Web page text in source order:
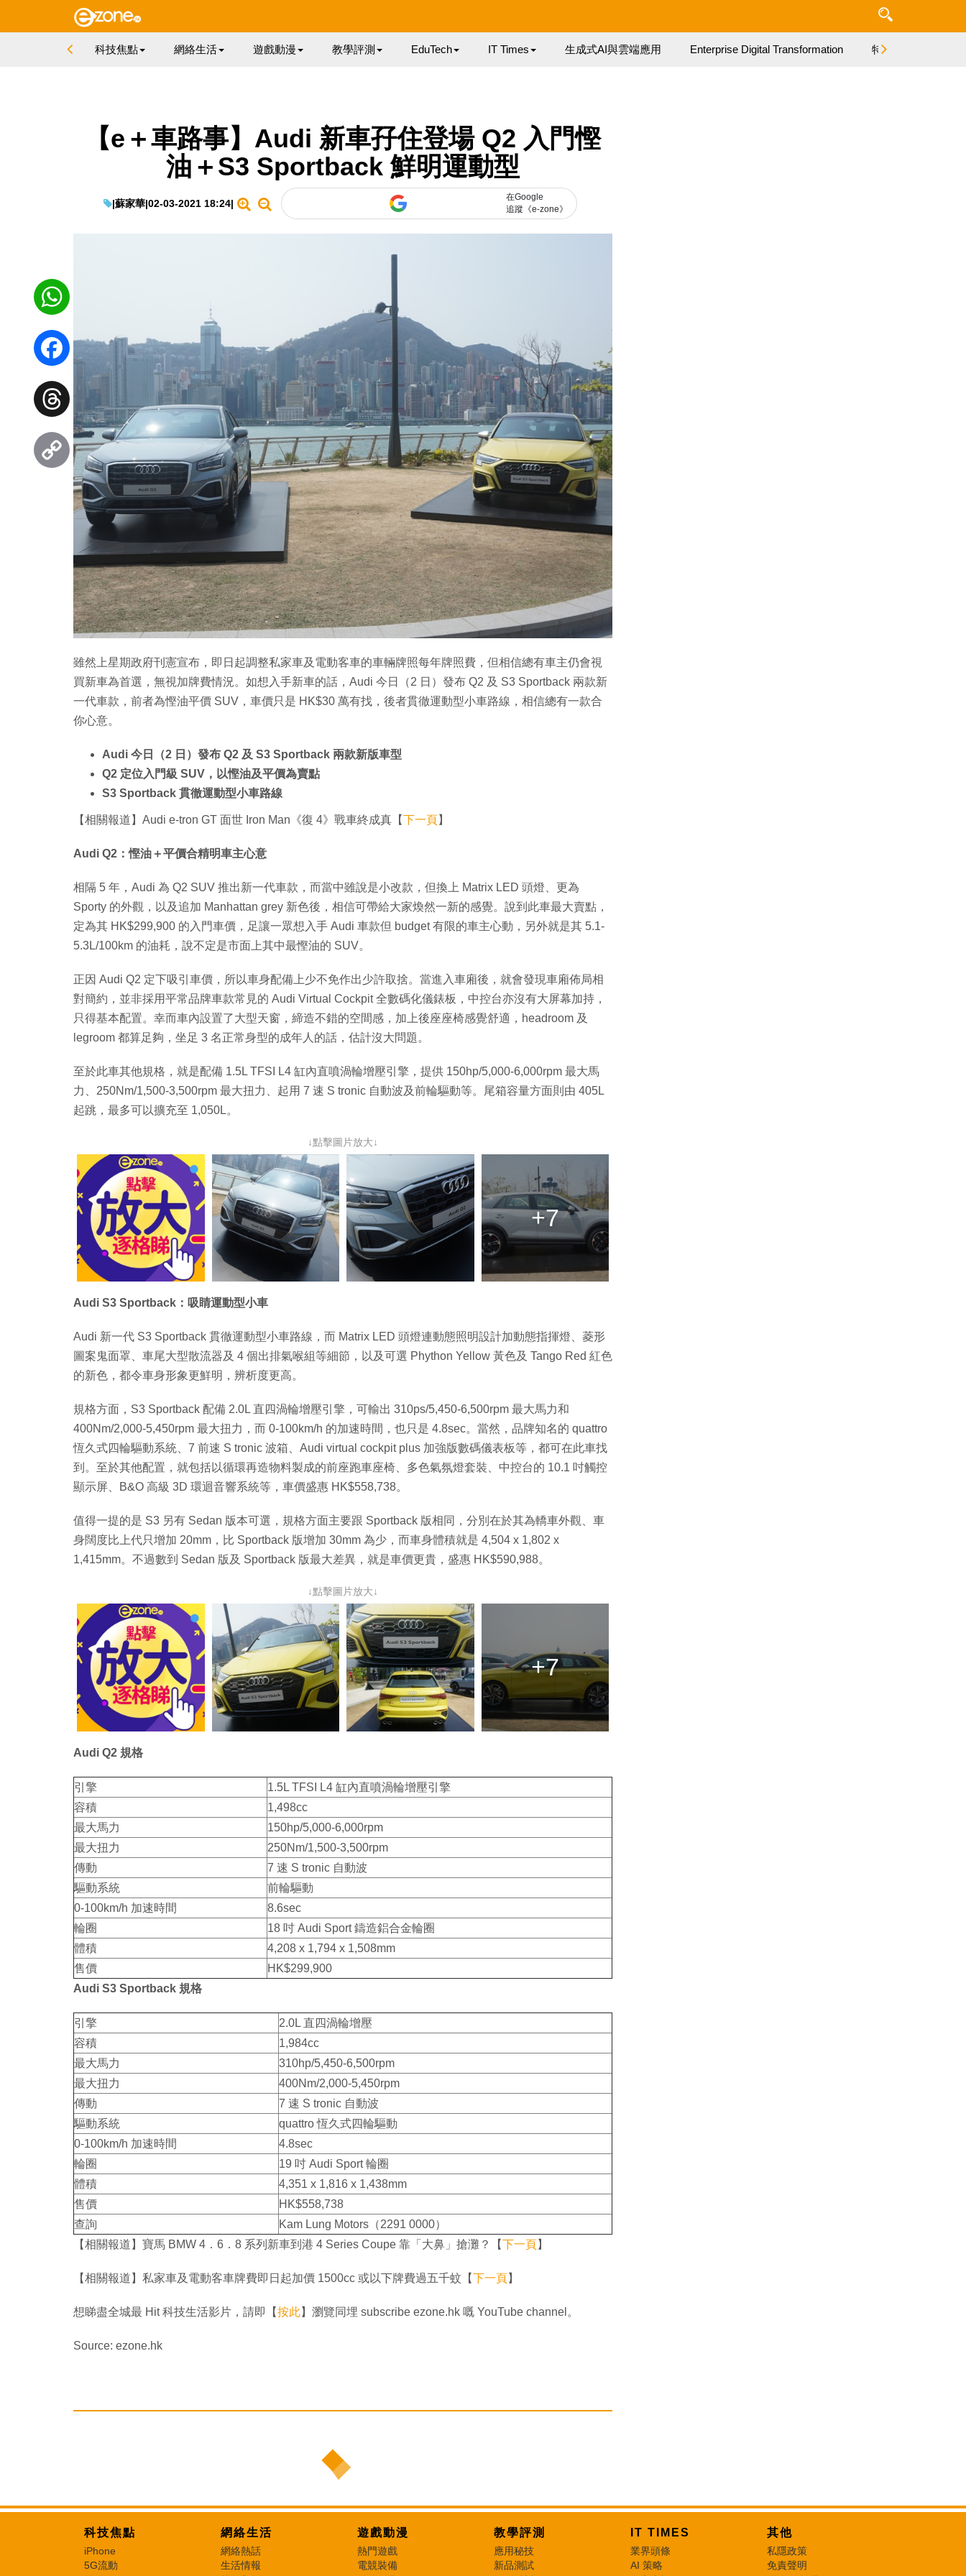
科技焦點 網絡生活 遊戲動漫 教學評測 EduTech IT Times 生成式AI與雲端應用 Enterprise Digital Transformation 特集
【e＋車路事】Audi 新車孖住登場 Q2 入門慳
油＋S3 Sportback 鮮明運動型
|蘇家華|02-03-2021 18:24|
在Google
追蹤《e-zone》
雖然上星期政府刊憲宣布，即日起調整私家車及電動客車的車輛牌照每年牌照費，但相信總有車主仍會視
買新車為首選，無視加牌費情況。如想入手新車的話，Audi 今日（2 日）發布 Q2 及 S3 Sportback 兩款新
一代車款，前者為慳油平價 SUV，車價只是 HK$30 萬有找，後者貫徹運動型小車路線，相信總有一款合
你心意。
Audi 今日（2 日）發布 Q2 及 S3 Sportback 兩款新版車型
Q2 定位入門級 SUV，以慳油及平價為賣點
S3 Sportback 貫徹運動型小車路線
【相關報道】Audi e-tron GT 面世 Iron Man《復 4》戰車終成真【下一頁】
Audi Q2：慳油＋平價合精明車主心意
相隔 5 年，Audi 為 Q2 SUV 推出新一代車款，而當中雖說是小改款，但換上 Matrix LED 頭燈、更為
Sporty 的外觀，以及追加 Manhattan grey 新色後，相信可帶給大家煥然一新的感覺。說到此車最大賣點，
定為其 HK$299,900 的入門車價，足讓一眾想入手 Audi 車款但 budget 有限的車主心動，另外就是其 5.1-
5.3L/100km 的油耗，說不定是市面上其中最慳油的 SUV。
正因 Audi Q2 定下吸引車價，所以車身配備上少不免作出少許取捨。當進入車廂後，就會發現車廂佈局相
對簡約，並非採用平常品牌車款常見的 Audi Virtual Cockpit 全數碼化儀錶板，中控台亦沒有大屏幕加持，
只得基本配置。幸而車內設置了大型天窗，締造不錯的空間感，加上後座座椅感覺舒適，headroom 及
legroom 都算足夠，坐足 3 名正常身型的成年人的話，估計沒大問題。
至於此車其他規格，就是配備 1.5L TFSI L4 缸內直噴渦輪增壓引擎，提供 150hp/5,000-6,000rpm 最大馬
力、250Nm/1,500-3,500rpm 最大扭力、起用 7 速 S tronic 自動波及前輪驅動等。尾箱容量方面則由 405L
起跳，最多可以擴充至 1,050L。
↓點擊圖片放大↓
+7
Audi S3 Sportback：吸睛運動型小車
Audi 新一代 S3 Sportback 貫徹運動型小車路線，而 Matrix LED 頭燈連動態照明設計加動態指揮燈、菱形
圖案鬼面罩、車尾大型散流器及 4 個出排氣喉組等細節，以及可選 Phython Yellow 黃色及 Tango Red 紅色
的新色，都令車身形象更鮮明，辨析度更高。
規格方面，S3 Sportback 配備 2.0L 直四渦輪增壓引擎，可輸出 310ps/5,450-6,500rpm 最大馬力和
400Nm/2,000-5,450rpm 最大扭力，而 0-100km/h 的加速時間，也只是 4.8sec。當然，品牌知名的 quattro
恆久式四輪驅動系統、7 前速 S tronic 波箱、Audi virtual cockpit plus 加強版數碼儀表板等，都可在此車找
到。至於其他配置，就包括以循環再造物料製成的前座跑車座椅、多色氣氛燈套裝、中控台的 10.1 吋觸控
顯示屏、B&O 高級 3D 環迴音響系統等，車價盛惠 HK$558,738。
值得一提的是 S3 另有 Sedan 版本可選，規格方面主要跟 Sportback 版相同，分別在於其為轎車外觀、車
身闊度比上代只增加 20mm，比 Sportback 版增加 30mm 為少，而車身體積就是 4,504 x 1,802 x
1,415mm。不過數到 Sedan 版及 Sportback 版最大差異，就是車價更貴，盛惠 HK$590,988。
↓點擊圖片放大↓
+7
Audi Q2 規格
引擎
1.5L TFSI L4 缸內直噴渦輪增壓引擎
容積
1,498cc
最大馬力
150hp/5,000-6,000rpm
最大扭力
250Nm/1,500-3,500rpm
傳動
7 速 S tronic 自動波
驅動系統
前輪驅動
0-100km/h 加速時間
8.6sec
輪圈
18 吋 Audi Sport 鑄造鋁合金輪圈
體積
4,208 x 1,794 x 1,508mm
售價
HK$299,900
Audi S3 Sportback 規格
引擎
2.0L 直四渦輪增壓
容積
1,984cc
最大馬力
310hp/5,450-6,500rpm
最大扭力
400Nm/2,000-5,450rpm
傳動
7 速 S tronic 自動波
驅動系統
quattro 恆久式四輪驅動
0-100km/h 加速時間
4.8sec
輪圈
19 吋 Audi Sport 輪圈
體積
4,351 x 1,816 x 1,438mm
售價
HK$558,738
查詢
Kam Lung Motors（2291 0000）
【相關報道】寶馬 BMW 4．6．8 系列新車到港 4 Series Coupe 靠「大鼻」搶灘？【下一頁】
【相關報道】私家車及電動客車牌費即日起加價 1500cc 或以下牌費過五千蚊【下一頁】
想睇盡全城最 Hit 科技生活影片，請即【按此】瀏覽同埋 subscribe ezone.hk 嘅 YouTube channel。
Source: ezone.hk
WhatsApp
Facebook
Threads
Copy
Link
科技焦點
iPhone
5G流動
網絡生活
網絡熱話
生活情報
遊戲動漫
熱門遊戲
電競裝備
教學評測
應用秘技
新品測試
IT TIMES
業界頭條
AI 策略
其他
私隱政策
免責聲明